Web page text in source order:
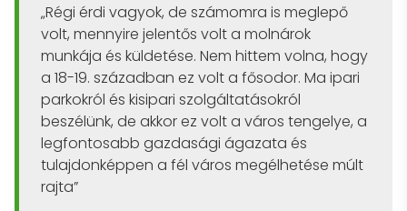
„Régi érdi vagyok, de számomra is meglepő
volt, mennyire jelentős volt a molnárok
munkája és küldetése. Nem hittem volna, hogy
a 18-19. században ez volt a fősodor. Ma ipari
parkokról és kisipari szolgáltatásokról
beszélünk, de akkor ez volt a város tengelye, a
legfontosabb gazdasági ágazata és
tulajdonképpen a fél város megélhetése múlt
rajta”